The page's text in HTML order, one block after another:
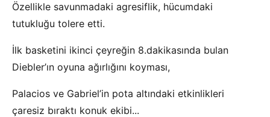
Özellikle savunmadaki agresiflik, hücumdaki
tutukluğu tolere etti.
İlk basketini ikinci çeyreğin 8.dakikasında bulan
Diebler’ın oyuna ağırlığını koyması,
Palacios ve Gabriel’in pota altındaki etkinlikleri
çaresiz bıraktı konuk ekibi...